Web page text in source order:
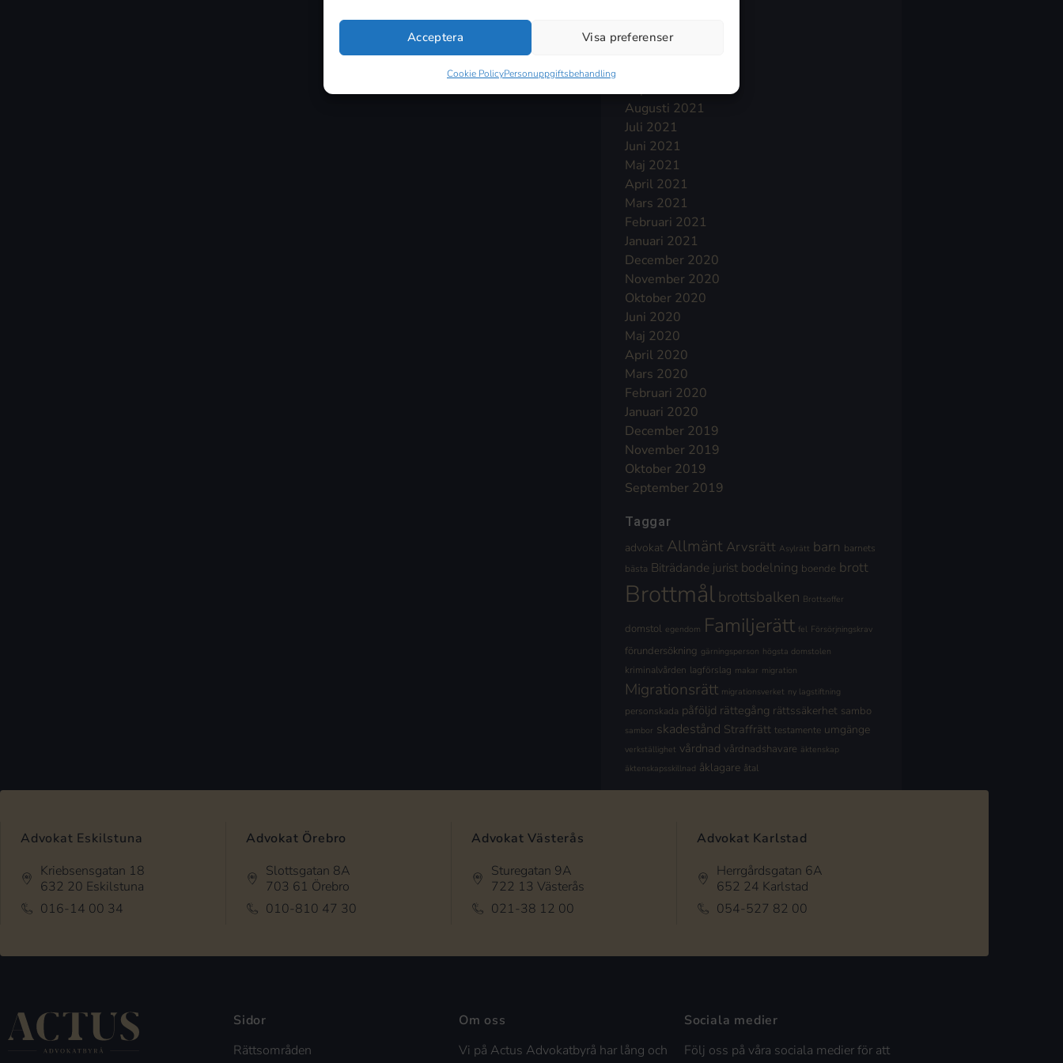
Acceptera Visa preferenser
Cookie PolicyPersonuppgiftsbehandling
December 2021
Augusti 2021
Juli 2021
Juni 2021
Maj 2021
April 2021
Mars 2021
Februari 2021
Januari 2021
December 2020
November 2020
Oktober 2020
Juni 2020
Maj 2020
April 2020
Mars 2020
Februari 2020
Januari 2020
December 2019
November 2019
Oktober 2019
September 2019
Taggar
advokat Allmänt Arvsrätt Asylrätt barn barnets
bästa Biträdande jurist bodelning boende brott
Brottmålbrottsbalken Brottsoffer
domstol egendom Familjerätt fel Försörjningskrav
förundersökning gärningsperson högsta domstolen
kriminalvården lagförslag makar migration
Migrationsrätt migrationsverket ny lagstiftning
personskada påföljd rättegång rättssäkerhet sambo
sambor skadestånd Straffrätt testamente umgänge
verkställighet vårdnad vårdnadshavare äktenskap
äktenskapsskillnad åklagare åtal
Advokat Eskilstuna
Kriebsensgatan 18
632 20 Eskilstuna
016-14 00 34
Advokat Örebro
Slottsgatan 8A
703 61 Örebro
010-810 47 30
Advokat Västerås
Sturegatan 9A
722 13 Västerås
021-38 12 00
Advokat Karlstad
Herrgårdsgatan 6A
652 24 Karlstad
054-527 82 00
Sidor
Rättsområden
Om oss
Vi på Actus Advokatbyrå har lång och
Sociala medier
Följ oss på våra sociala medier för att